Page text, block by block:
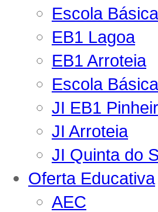
Escola
EB1 Lagoa
EB1 Arroteia
Escola
JI EB1
JI Arroteia
JI Quinta do
Oferta Educativa
AEC